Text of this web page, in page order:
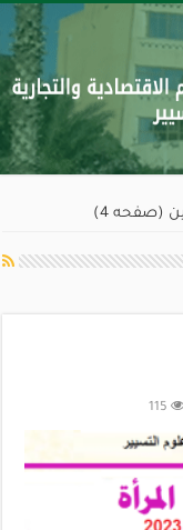
(صفحه 4)
115